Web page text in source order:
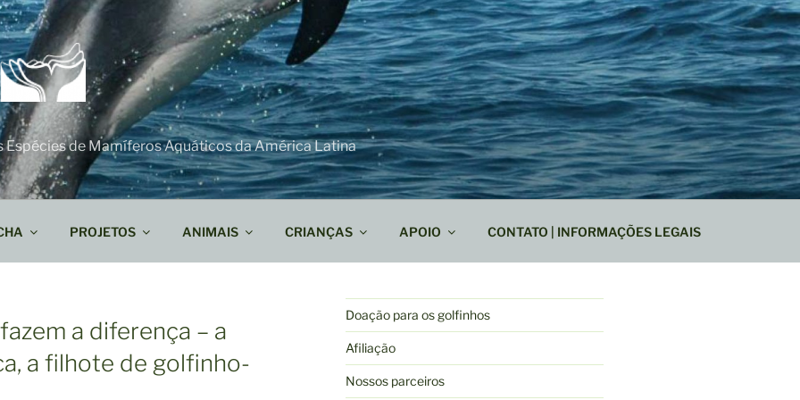
Espécies de Mamíferos Aquáticos da América Latina
PROJETOS ANIMAIS CRIANÇAS APOIO CONTATO | INFORMAÇÕES LEGAIS
a diferença – a
a filhote de golfinho-
Doação para os golfinhos
Afiliação
Nossos parceiros